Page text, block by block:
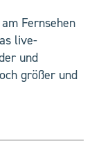
Fernsehen
live-
und
größer und